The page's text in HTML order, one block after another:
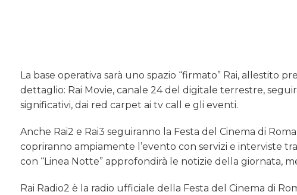
La base operativa sarà uno spazio “firmato” Rai, allestito
dettaglio: Rai Movie, canale 24 del digitale terrestre,
significativi, dai red carpet ai tv call e gli eventi.
Anche Rai2 e Rai3 seguiranno la Festa del Cinema di
copriranno ampiamente l’evento con servizi e interviste
con “Linea Notte” approfondirà le notizie della giornata,
Rai Radio2 è la radio ufficiale della Festa del Cinema di